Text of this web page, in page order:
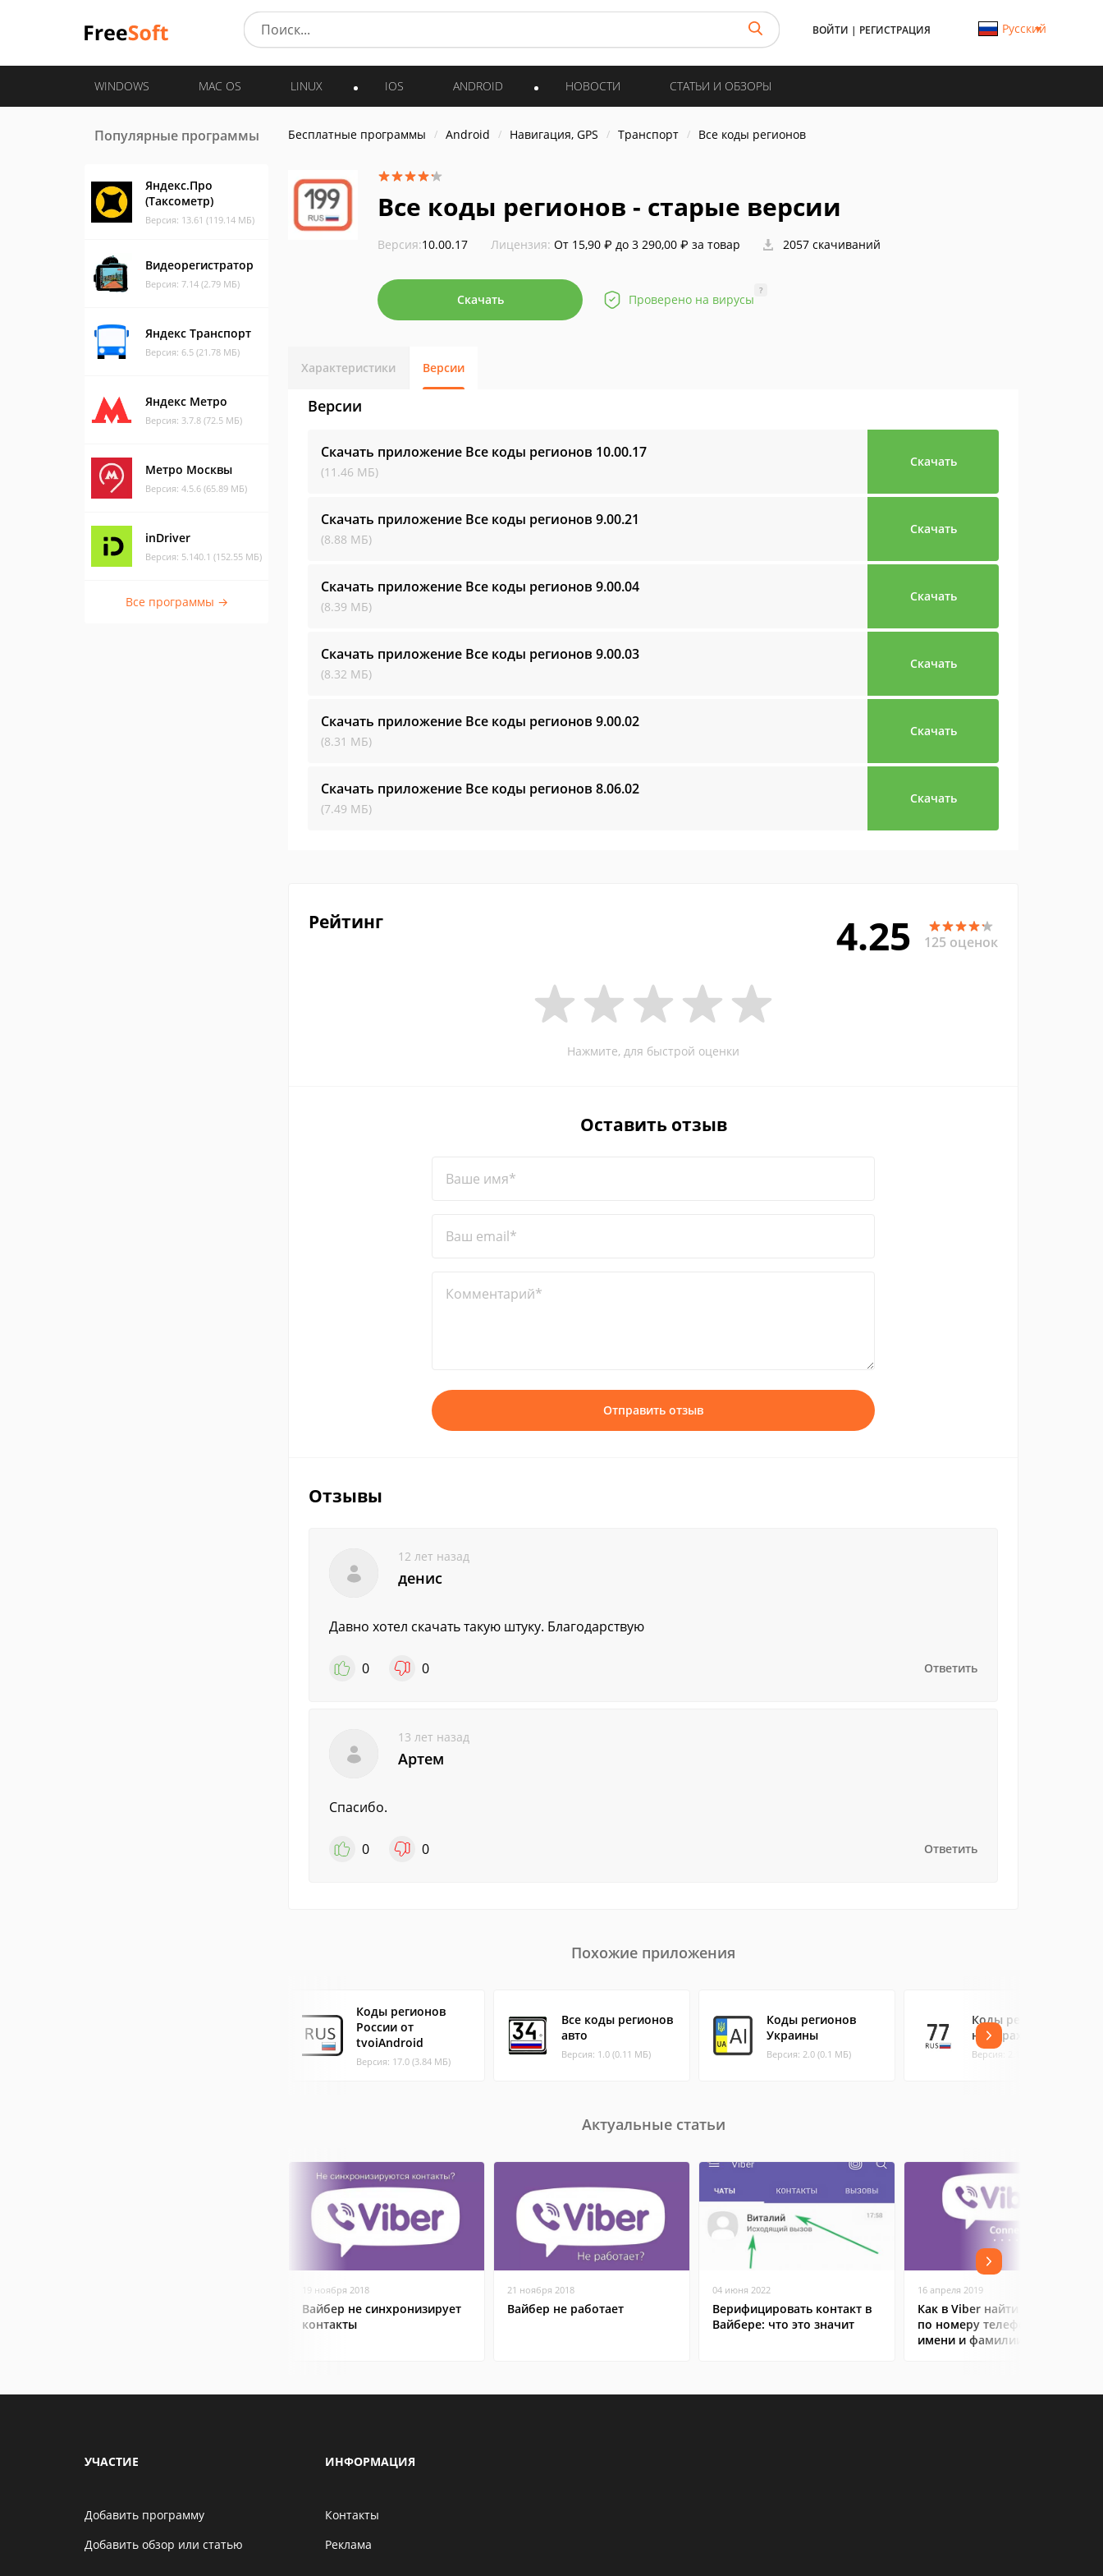
ВОЙТИ | РЕГИСТРАЦИЯ Русский
WINDOWS MAC OS LINUX IOS ANDROID НОВОСТИ СТАТЬИ И ОБЗОРЫ
Популярные программы
Яндекс.Про
(Таксометр)
Версия: 13.61 (119.14 МБ)
Видеорегистратор
Версия: 7.14 (2.79 МБ)
Яндекс Транспорт
Версия: 6.5 (21.78 МБ)
Яндекс Метро
Версия: 3.7.8 (72.5 МБ)
Метро Москвы
Версия: 4.5.6 (65.89 МБ)
inDriver
Версия: 5.140.1 (152.55 МБ)
Все программы →
Бесплатные программы Android Навигация, GPS Транспорт Все коды регионов
Все коды регионов - старые версии
Версия:10.00.17 Лицензия: От 15,90 ₽ до 3 290,00 ₽ за товар 2057 скачиваний
Скачать Проверено на вирусы
?
Характеристики Версии
Версии
Скачать приложение Все коды регионов 10.00.17
(11.46 МБ)
Скачать
Скачать приложение Все коды регионов 9.00.21
(8.88 МБ)
Скачать
Скачать приложение Все коды регионов 9.00.04
(8.39 МБ)
Скачать
Скачать приложение Все коды регионов 9.00.03
(8.32 МБ)
Скачать
Скачать приложение Все коды регионов 9.00.02
(8.31 МБ)
Скачать
Скачать приложение Все коды регионов 8.06.02
(7.49 МБ)
Скачать
Рейтинг 4.25 125 оценок
Нажмите, для быстрой оценки
Оставить отзыв
Ваше имя*
Ваш email*
Комментарий*
Отправить отзыв
Отзывы
12 лет назад
денис
Давно хотел скачать такую штуку. Благодарствую
0 0 Ответить
13 лет назад
Артем
Спасибо.
0 0 Ответить
Похожие приложения
Коды регионов
России от
tvoiAndroid
Версия: 17.0 (3.84 МБ)
Все коды регионов
авто
Версия: 1.0 (0.11 МБ)
Коды регионов
Украины
Версия: 2.0 (0.1 МБ)
Коды регионов на
номерах РФ
Версия: 2.1.1 (0.11 МБ)
Актуальные статьи
19 ноября 2018
Вайбер не синхронизирует
контакты
21 ноября 2018
Вайбер не работает
04 июня 2022
Верифицировать контакт в
Вайбере: что это значит
16 апреля 2019
Как в Viber найти человека
по номеру телефона или по
имени и фамилии
УЧАСТИЕ
Добавить программу
Добавить обзор или статью
ИНФОРМАЦИЯ
Контакты
Реклама